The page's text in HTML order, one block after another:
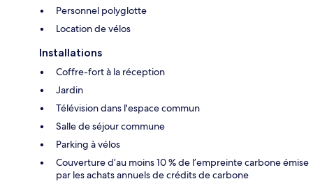
Personnel polyglotte
Location de vélos
Installations
Coffre-fort à la réception
Jardin
Télévision dans l'espace commun
Salle de séjour commune
Parking à vélos
Couverture d’au moins 10 % de l’empreinte carbone émise
par les achats annuels de crédits de carbone